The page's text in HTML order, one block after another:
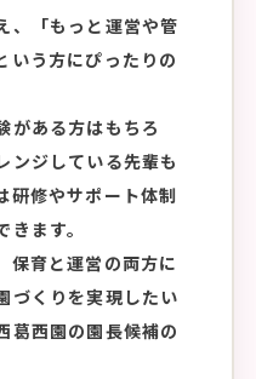
、「もっと運営や管
いう方にぴったりの
がある方はもちろ
ンジしている先輩も
研修やサポート体制
ます。
保育と運営の両方に
づくりを実現したい
葛西園の園長候補の